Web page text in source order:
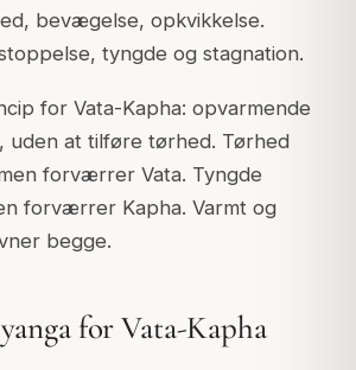
bevægelse, opkvikkelse.
tyngde og stagnation.
for Vata-Kapha: opvarmende
uden at tilføre tørhed. Tørhed
forværrer Vata. Tyngde
forværrer Kapha. Varmt og
begge.
for Vata-Kapha